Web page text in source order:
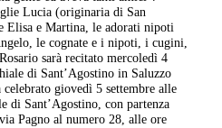
Lucia (originaria di San
e Martina, le adorati nipoti
le cognate e i nipoti, i cugini,
sarà recitato mercoledì 4
di Sant’Agostino in Saluzzo
giovedì 5 settembre alle
di Sant’Agostino, con partenza
Pagno al numero 28, alle ore